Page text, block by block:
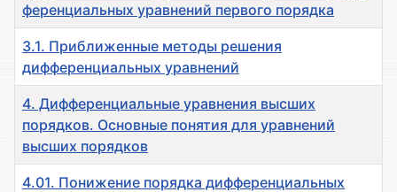
ференциальных уравнений первого порядка
3.1. Приближенные методы решения
дифференциальных уравнений
4. Дифференциальные уравнения высших
пoрядков. Основные понятия для уравнений
высших порядков
4.01. Понижение порядка дифференциальных